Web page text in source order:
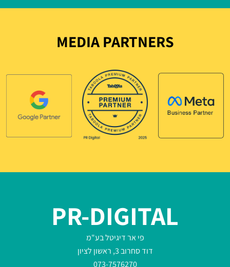
MEDIA PARTNERS
PR-DIGITAL
פי אר דיגיטל בע"מ
דוד סחרוב 3, ראשון לציון
073-7576270